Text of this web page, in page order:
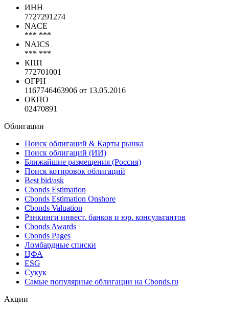
ИНН
7727291274
NACE
*** ***
NAICS
*** ***
КПП
772701001
ОГРН
1167746463906 от 13.05.2016
ОКПО
02470891
Облигации
Поиск облигаций & Карты рынка
Поиск облигаций (ИИ)
Ближайшие размещения (Россия)
Поиск котировок облигаций
Best bid/ask
Cbonds Estimation
Cbonds Estimation Onshore
Cbonds Valuation
Рэнкинги инвест. банков и юр. консультантов
Cbonds Awards
Cbonds Pages
Ломбардные списки
ЦФА
ESG
Сукук
Самые популярные облигации на Cbonds.ru
Акции